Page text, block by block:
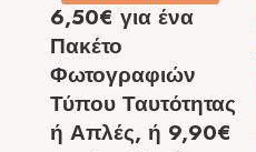
6,50€ για ένα
Πακέτο
Φωτογραφιών
Τύπου Ταυτότητας
ή Απλές, ή 9,90€